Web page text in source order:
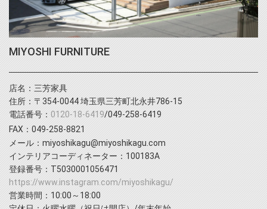
MIYOSHI FURNITURE
店名：三芳家具
住所：〒354-0044 埼玉県三芳町北永井786-15
電話番号：0120-18-6419/049-258-6419
FAX：049-258-8821
メール：miyoshikagu@miyoshikagu.com
インテリアコーディネーター：100183A
登録番号：T5030001056471
https://www.instagram.com/miyoshikagu/
営業時間：10:00～18:00